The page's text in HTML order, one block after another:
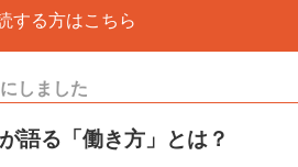
する方はこちら
しました
語る「働き方」とは？